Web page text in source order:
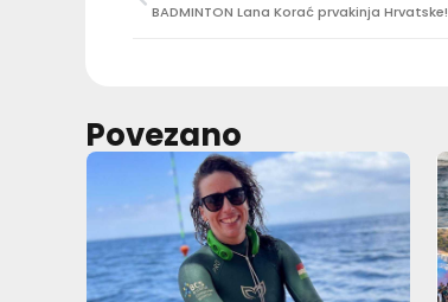
BADMINTON Lana Korać prvakinja Hrvatske!
Povezano